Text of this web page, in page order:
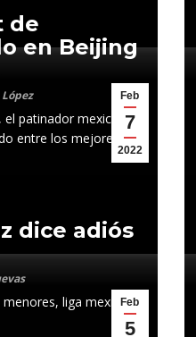
Feb
7
2022
de
en Beijing
el patinador mexicano
entre los mejores del
Feb
5
dice adiós
liga mexicana